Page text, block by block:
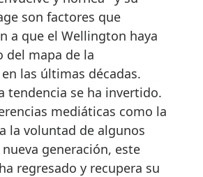
son factores que
a que el Wellington haya
del mapa de la
las últimas décadas.
tendencia se ha invertido.
mediáticas como la
la voluntad de algunos
generación, este
regresado y recupera su